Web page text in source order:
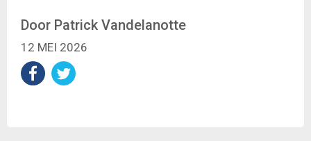
Door Patrick Vandelanotte
12 MEI 2026